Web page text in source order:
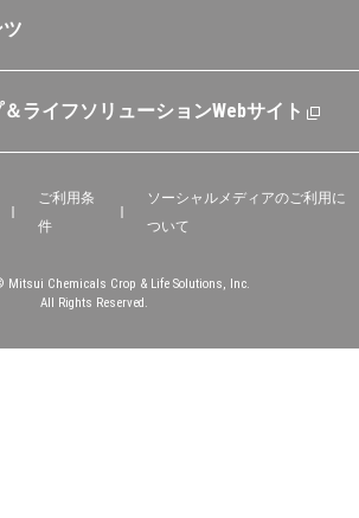
ライフソリューションWebサイト
ご利用条
件
ソーシャルメディアのご利用に
ついて
Mitsui Chemicals Crop & Life Solutions, Inc.
All Rights Reserved.